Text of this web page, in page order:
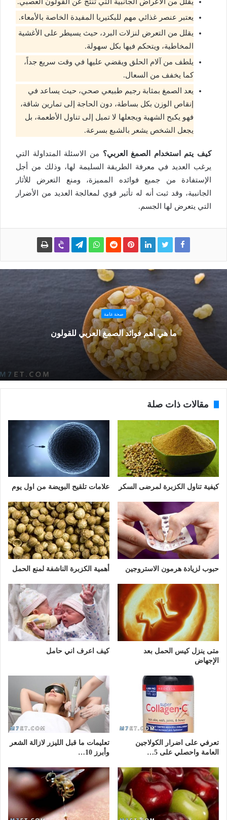
يعتبر عنصر غذائي مهم للبكتيريا المفيدة الخاصة بالأمعاء.
يقلل من التعرض لنزلات البرد، حيث يسيطر على الأغشية
المخاطية، ويتحكم فيها بكل سهولة.
يلطف من آلام الحلق ويقضي عليها في وقت سريع جداً،
كما يخفف من السعال.
يعد الصمغ بمثابة رجيم طبيعي صحي، حيث يساعد في
إنقاص الوزن بكل بساطة، دون الحاجة إلى تمارين شاقة،
فهو يكبح الشهية ويجعلها لا تميل إلى تناول الأطعمة، بل
يجعل الشخص يشعر بالشبع بسرعة.
كيف يتم استخدام الصمغ العربي؟ من الاسئلة المتداولة التي
يرغب العديد في معرفة الطريقة السليمة لها، وذلك من أجل
الإستفادة من جميع فوائده المميزة، ومنع التعرض للأثار
الجانبية، وقد ثبت أنه له تأثير قوي لمعالجة العديد من الأضرار
التي يتعرض لها الجسم.
صحة عامة
ما هي أهم فوائد الصمغ العربي للقولون
مقالات ذات صلة
كيفية تناول الكزبرة لمرضى السكر علامات تلقيح البويضة من اول يوم
حبوب لزيادة هرمون الاستروجين أهمية الكزبرة الناشفة لمنع الحمل
متى ينزل كيس الحمل بعد
الإجهاض
كيف اعرف اني حامل
تعرفي على اضرار الكولاجين
العامة واحصلي على 5…
تعليمات ما قبل الليزر لازالة الشعر
وأبرز 10…